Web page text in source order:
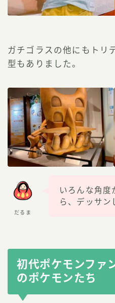
ガチゴラスの他にもトリ
型もありました。
だるま
いろんな角度
ら、デッサン
初代ポケモンファ
のポケモンたち